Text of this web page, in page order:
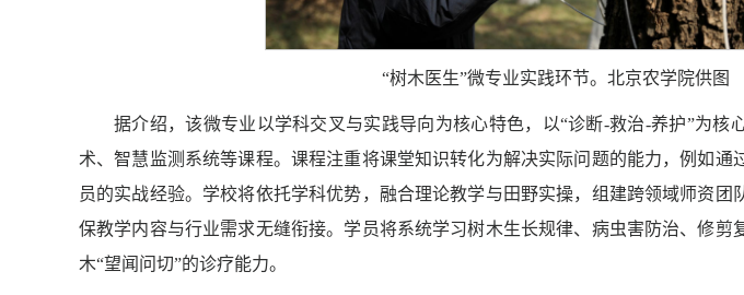
“树木医生”微专业实践环节。北京农学院供图
据介绍，该微专业以学科交叉与实践导向为核心特色，以“诊断-救治-养护”为核
术、智慧监测系统等课程。课程注重将课堂知识转化为解决实际问题的能力，例如通
员的实战经验。学校将依托学科优势，融合理论教学与田野实操，组建跨领域师资团
保教学内容与行业需求无缝衔接。学员将系统学习树木生长规律、病虫害防治、修剪
木“望闻问切”的诊疗能力。